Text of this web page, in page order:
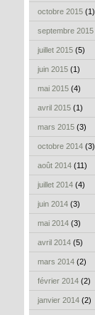
octobre 2015 (1)
septembre 2015
juillet 2015 (5)
juin 2015 (1)
mai 2015 (4)
avril 2015 (1)
mars 2015 (3)
octobre 2014 (3)
août 2014 (11)
juillet 2014 (4)
juin 2014 (3)
mai 2014 (3)
avril 2014 (5)
mars 2014 (2)
février 2014 (2)
janvier 2014 (2)